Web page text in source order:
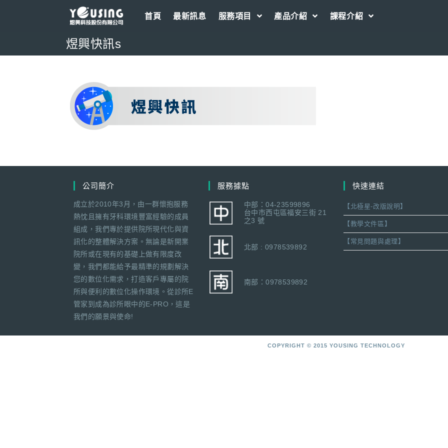
首頁 最新訊息 服務項目 產品介紹 課程介紹
煜興快訊s
公司簡介
成立於2010年3月，由一群懷抱服務
熱忱且擁有牙科環境豐富經驗的成員
組成，我們專於提供院所現代化與資
訊化的整體解決方案。無論是新開業
院所或在現有的基礎上做有限度改
變，我們都能給予最精準的規劃解決
您的數位化需求，打造客戶專屬的院
所與便利的數位化操作環境。從診所E
管家到成為診所眼中的E-PRO，這是
我們的願景與使命!
服務據點
中部：04-23599896
台中市西屯區福安三街 21
之3 號
北部 : 0978539892
南部：0978539892
快速連結
【北極星-改版說明】
【教學文件區】
【常見問題與處理】
COPYRIGHT © 2015 YOUSING TECHNOLOGY